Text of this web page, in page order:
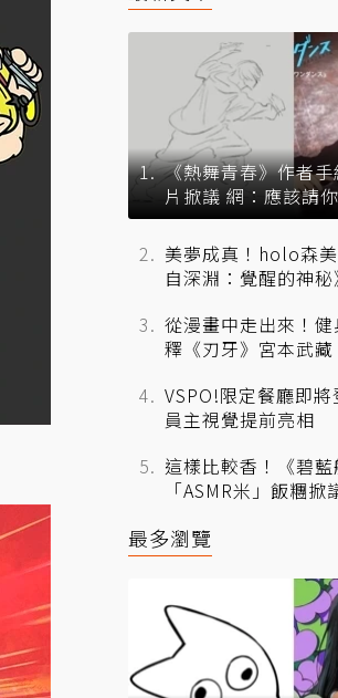
《熱舞青春》作者
片掀議 網：應該請
美夢成真！holo森
自深淵：覺醒的神
從漫畫中走出來！
釋《刃牙》宮本武藏
VSPO!限定餐廳即
員主視覺提前亮相
這樣比較香！《碧
「ASMR米」飯糰掀
最多瀏覽